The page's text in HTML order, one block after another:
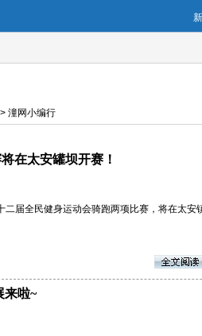
潼网小编行
在太安罐坝开赛！
届全民健身运动会骑跑两项比赛，将在太安
来啦~